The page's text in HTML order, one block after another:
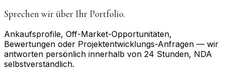
Sprechen wir über Ihr Portfolio.
Ankaufsprofile, Off-Market-Opportunitäten,
Bewertungen oder Projektentwicklungs-Anfragen — wir
antworten persönlich innerhalb von 24 Stunden, NDA
selbstverständlich.